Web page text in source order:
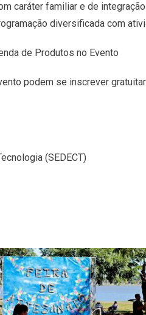
caráter familiar e de
diversificada com
de Produtos no Evento
podem se inscrever
(SEDECT)